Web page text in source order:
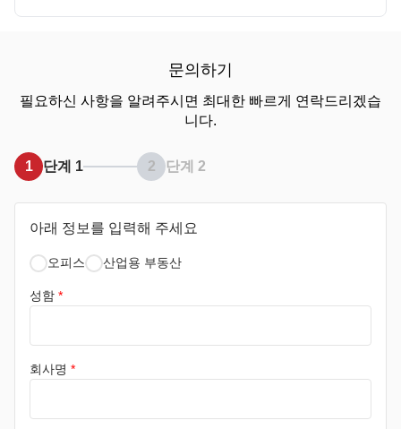
문의하기
필요하신 사항을 알려주시면 최대한 빠르게 연락드리겠습
니다.
1 단계 1 2 단계 2
아래 정보를 입력해 주세요
오피스 산업용 부동산
성함 *
회사명 *